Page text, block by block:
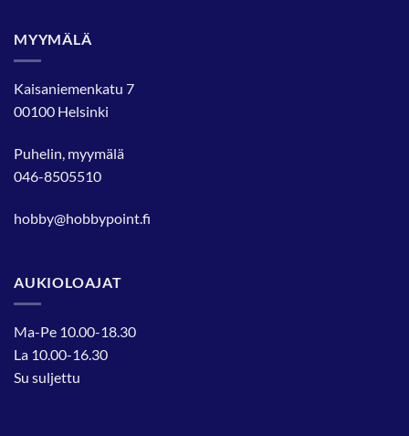
MYYMÄLÄ
Kaisaniemenkatu 7
00100 Helsinki
Puhelin, myymälä
046-8505510
hobby@hobbypoint.fi
AUKIOLOAJAT
Ma-Pe 10.00-18.30
La 10.00-16.30
Su suljettu